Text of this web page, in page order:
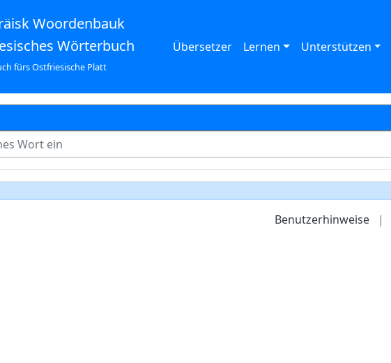
Woordenbauk
Wörterbuch
fürs Ostfriesische Platt
Übersetzer Lernen Unterstützen
Benutzerhinweise |